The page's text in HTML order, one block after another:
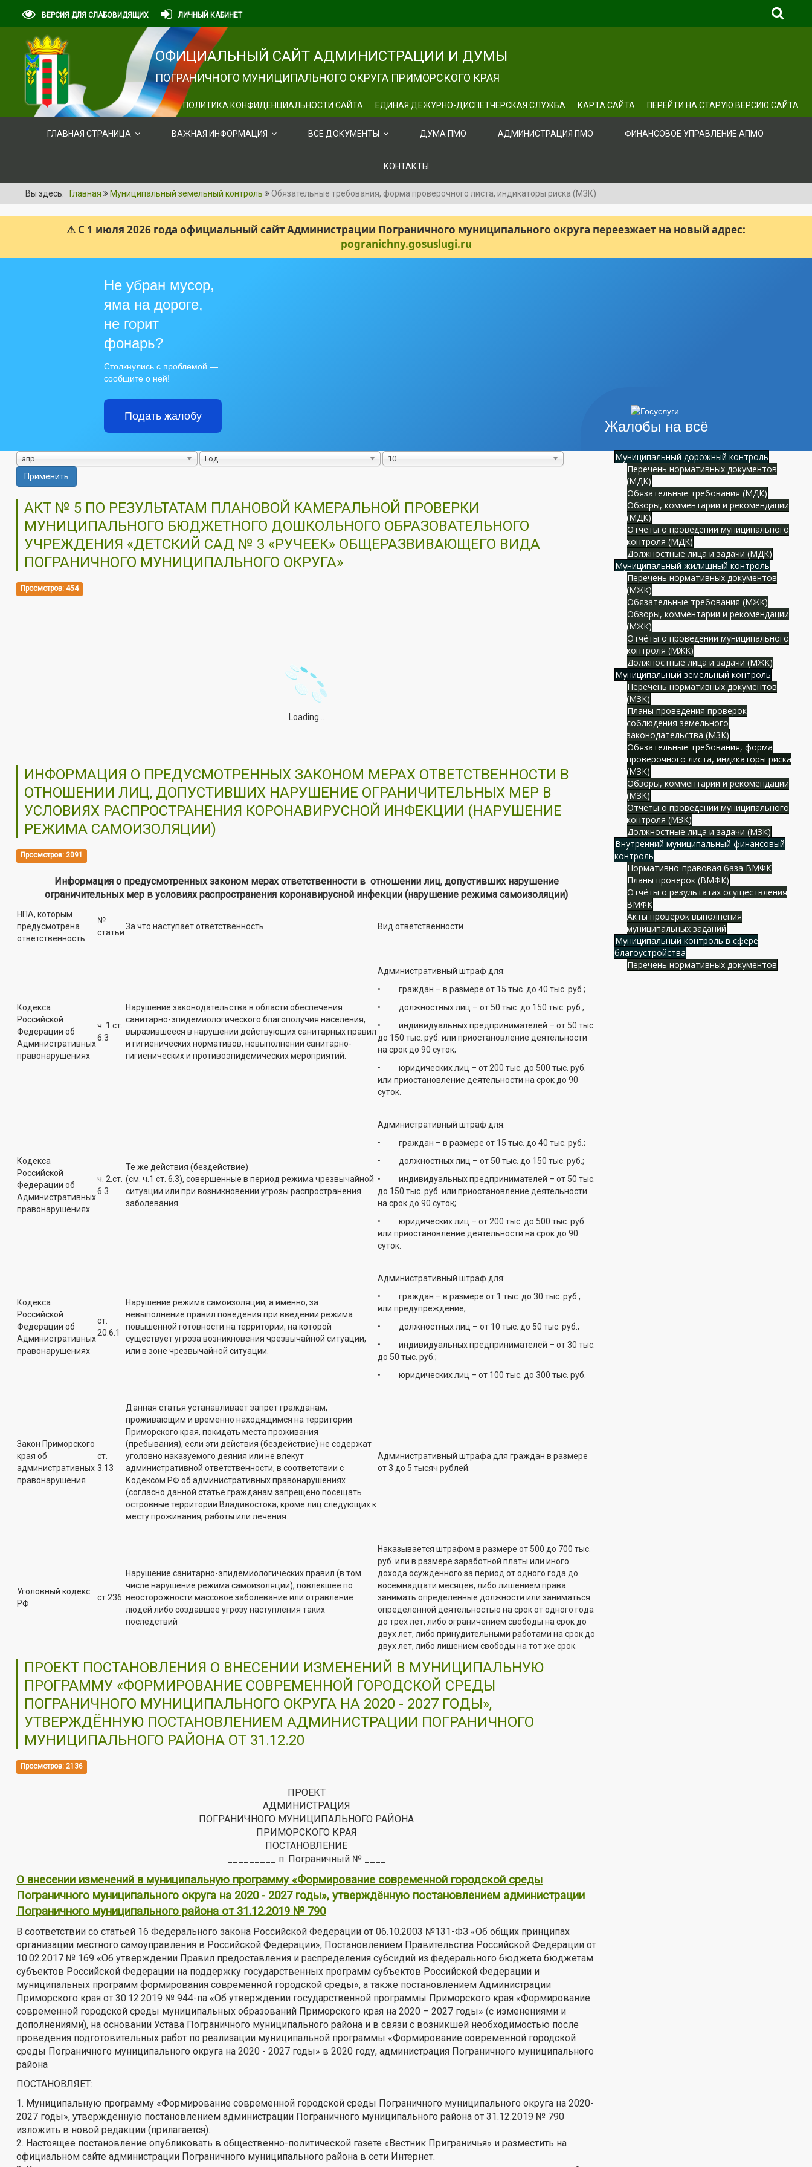
ВЕРСИЯ ДЛЯ СЛАБОВИДЯЩИХ ЛИЧНЫЙ КАБИНЕТ
ОФИЦИАЛЬНЫЙ САЙТ АДМИНИСТРАЦИИ И ДУМЫ
ПОГРАНИЧНОГО МУНИЦИПАЛЬНОГО ОКРУГА ПРИМОРСКОГО КРАЯ
ПОЛИТИКА КОНФИДЕНЦИАЛЬНОСТИ САЙТА ЕДИНАЯ ДЕЖУРНО-ДИСПЕТЧЕРСКАЯ СЛУЖБА КАРТА САЙТА ПЕРЕЙТИ НА СТАРУЮ ВЕРСИЮ САЙТА
ГЛАВНАЯ СТРАНИЦА ВАЖНАЯ ИНФОРМАЦИЯ ВСЕ ДОКУМЕНТЫ ДУМА ПМО АДМИНИСТРАЦИЯ ПМО ФИНАНСОВОЕ УПРАВЛЕНИЕ АПМО
КОНТАКТЫ
Вы здесь: Главная Муниципальный земельный контроль Обязательные требования, форма проверочного листа, индикаторы риска (МЗК)
⚠ С 1 июля 2026 года официальный сайт Администрации Пограничного муниципального округа переезжает на новый адрес:
pogranichny.gosuslugi.ru
Жалобы на всё
Не убран мусор,
яма на дороге,
не горит
фонарь?
Столкнулись с проблемой —
сообщите о ней!
Подать жалобу
апр Год 10
Применить
АКТ № 5 ПО РЕЗУЛЬТАТАМ ПЛАНОВОЙ КАМЕРАЛЬНОЙ ПРОВЕРКИ
МУНИЦИПАЛЬНОГО БЮДЖЕТНОГО ДОШКОЛЬНОГО ОБРАЗОВАТЕЛЬНОГО
УЧРЕЖДЕНИЯ «ДЕТСКИЙ САД № 3 «РУЧЕЕК» ОБЩЕРАЗВИВАЮЩЕГО ВИДА
ПОГРАНИЧНОГО МУНИЦИПАЛЬНОГО ОКРУГА»
Просмотров: 454
Loading...
ИНФОРМАЦИЯ О ПРЕДУСМОТРЕННЫХ ЗАКОНОМ МЕРАХ ОТВЕТСТВЕННОСТИ В
ОТНОШЕНИИ ЛИЦ, ДОПУСТИВШИХ НАРУШЕНИЕ ОГРАНИЧИТЕЛЬНЫХ МЕР В
УСЛОВИЯХ РАСПРОСТРАНЕНИЯ КОРОНАВИРУСНОЙ ИНФЕКЦИИ (НАРУШЕНИЕ
РЕЖИМА САМОИЗОЛЯЦИИ)
Просмотров: 2091
Информация о предусмотренных законом мерах ответственности в отношении лиц, допустивших нарушение
ограничительных мер в условиях распространения коронавирусной инфекции (нарушение режима самоизоляции)
НПА, которым
предусмотрена
ответственность
№
статьи
За что наступает ответственность Вид ответственности
Кодекса
Российской
Федерации об
Административных
правонарушениях
ч. 1.ст.
6.3
Нарушение законодательства в области обеспечения
санитарно-эпидемиологического благополучия населения,
выразившееся в нарушении действующих санитарных правил
и гигиенических нормативов, невыполнении санитарно-
гигиенических и противоэпидемических мероприятий.
Административный штраф для:
• граждан – в размере от 15 тыс. до 40 тыс. руб.;
• должностных лиц – от 50 тыс. до 150 тыс. руб.;
• индивидуальных предпринимателей – от 50 тыс.
до 150 тыс. руб. или приостановление деятельности
на срок до 90 суток;
• юридических лиц – от 200 тыс. до 500 тыс. руб.
или приостановление деятельности на срок до 90
суток.
Кодекса
Российской
Федерации об
Административных
правонарушениях
ч. 2.ст.
6.3
Те же действия (бездействие)
(см. ч.1 ст. 6.3), совершенные в период режима чрезвычайной
ситуации или при возникновении угрозы распространения
заболевания.
Административный штраф для:
• граждан – в размере от 15 тыс. до 40 тыс. руб.;
• должностных лиц – от 50 тыс. до 150 тыс. руб.;
• индивидуальных предпринимателей – от 50 тыс.
до 150 тыс. руб. или приостановление деятельности
на срок до 90 суток;
• юридических лиц – от 200 тыс. до 500 тыс. руб.
или приостановление деятельности на срок до 90
суток.
Кодекса
Российской
Федерации об
Административных
правонарушениях
ст.
20.6.1
Нарушение режима самоизоляции, а именно, за
невыполнение правил поведения при введении режима
повышенной готовности на территории, на которой
существует угроза возникновения чрезвычайной ситуации,
или в зоне чрезвычайной ситуации.
Административный штраф для:
• граждан – в размере от 1 тыс. до 30 тыс. руб.,
или предупреждение;
• должностных лиц – от 10 тыс. до 50 тыс. руб.;
• индивидуальных предпринимателей – от 30 тыс.
до 50 тыс. руб.;
• юридических лиц – от 100 тыс. до 300 тыс. руб.
Закон Приморского
края об
административных
правонарушения
ст.
3.13
Данная статья устанавливает запрет гражданам,
проживающим и временно находящимся на территории
Приморского края, покидать места проживания
(пребывания), если эти действия (бездействие) не содержат
уголовно наказуемого деяния или не влекут
административной ответственности, в соответствии с
Кодексом РФ об административных правонарушениях
(согласно данной статье гражданам запрещено посещать
островные территории Владивостока, кроме лиц следующих к
месту проживания, работы или лечения.
Административный штрафа для граждан в размере
от 3 до 5 тысяч рублей.
Уголовный кодекс
РФ
ст.236
Нарушение санитарно-эпидемиологических правил (в том
числе нарушение режима самоизоляции), повлекшее по
неосторожности массовое заболевание или отравление
людей либо создавшее угрозу наступления таких
последствий
Наказывается штрафом в размере от 500 до 700 тыс.
руб. или в размере заработной платы или иного
дохода осужденного за период от одного года до
восемнадцати месяцев, либо лишением права
занимать определенные должности или заниматься
определенной деятельностью на срок от одного года
до трех лет, либо ограничением свободы на срок до
двух лет, либо принудительными работами на срок до
двух лет, либо лишением свободы на тот же срок.
ПРОЕКТ ПОСТАНОВЛЕНИЯ О ВНЕСЕНИИ ИЗМЕНЕНИЙ В МУНИЦИПАЛЬНУЮ
ПРОГРАММУ «ФОРМИРОВАНИЕ СОВРЕМЕННОЙ ГОРОДСКОЙ СРЕДЫ
ПОГРАНИЧНОГО МУНИЦИПАЛЬНОГО ОКРУГА НА 2020 - 2027 ГОДЫ»,
УТВЕРЖДЁННУЮ ПОСТАНОВЛЕНИЕМ АДМИНИСТРАЦИИ ПОГРАНИЧНОГО
МУНИЦИПАЛЬНОГО РАЙОНА ОТ 31.12.20
Просмотров: 2136
ПРОЕКТ
АДМИНИСТРАЦИЯ
ПОГРАНИЧНОГО МУНИЦИПАЛЬНОГО РАЙОНА
ПРИМОРСКОГО КРАЯ
ПОСТАНОВЛЕНИЕ
_________ п. Пограничный № ____
О внесении изменений в муниципальную программу «Формирование современной городской среды
Пограничного муниципального округа на 2020 - 2027 годы», утверждённую постановлением администрации
Пограничного муниципального района от 31.12.2019 № 790
В соответствии со статьей 16 Федерального закона Российской Федерации от 06.10.2003 №131-ФЗ «Об общих принципах
организации местного самоуправления в Российской Федерации», Постановлением Правительства Российской Федерации от
10.02.2017 № 169 «Об утверждении Правил предоставления и распределения субсидий из федерального бюджета бюджетам
субъектов Российской Федерации на поддержку государственных программ субъектов Российской Федерации и
муниципальных программ формирования современной городской среды», а также постановлением Администрации
Приморского края от 30.12.2019 № 944-па «Об утверждении государственной программы Приморского края «Формирование
современной городской среды муниципальных образований Приморского края на 2020 – 2027 годы» (с изменениями и
дополнениями), на основании Устава Пограничного муниципального района и в связи с возникшей необходимостью после
проведения подготовительных работ по реализации муниципальной программы «Формирование современной городской
среды Пограничного муниципального округа на 2020 - 2027 годы» в 2020 году, администрация Пограничного муниципального
района
ПОСТАНОВЛЯЕТ:
1. Муниципальную программу «Формирование современной городской среды Пограничного муниципального округа на 2020-
2027 годы», утверждённую постановлением администрации Пограничного муниципального района от 31.12.2019 № 790
изложить в новой редакции (прилагается).
2. Настоящее постановление опубликовать в общественно-политической газете «Вестник Приграничья» и разместить на
официальном сайте администрации Пограничного муниципального района в сети Интернет.
Муниципальный дорожный контроль
Перечень нормативных документов
(МДК)
Обязательные требования (МДК)
Обзоры, комментарии и рекомендации
(МДК)
Отчёты о проведении муниципального
контроля (МДК)
Должностные лица и задачи (МДК)
Муниципальный жилищный контроль
Перечень нормативных документов
(МЖК)
Обязательные требования (МЖК)
Обзоры, комментарии и рекомендации
(МЖК)
Отчёты о проведении муниципального
контроля (МЖК)
Должностные лица и задачи (МЖК)
Муниципальный земельный контроль
Перечень нормативных документов
(МЗК)
Планы проведения проверок
соблюдения земельного
законодательства (МЗК)
Обязательные требования, форма
проверочного листа, индикаторы риска
(МЗК)
Обзоры, комментарии и рекомендации
(МЗК)
Отчёты о проведении муниципального
контроля (МЗК)
Должностные лица и задачи (МЗК)
Внутренний муниципальный финансовый
контроль
Нормативно-правовая база ВМФК
Планы проверок (ВМФК)
Отчёты о результатах осуществления
ВМФК
Акты проверок выполнения
муниципальных заданий
Муниципальный контроль в сфере
благоустройства
Перечень нормативных документов